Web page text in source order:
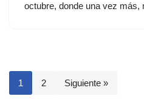
octubre, donde una vez
1 2 Siguiente »